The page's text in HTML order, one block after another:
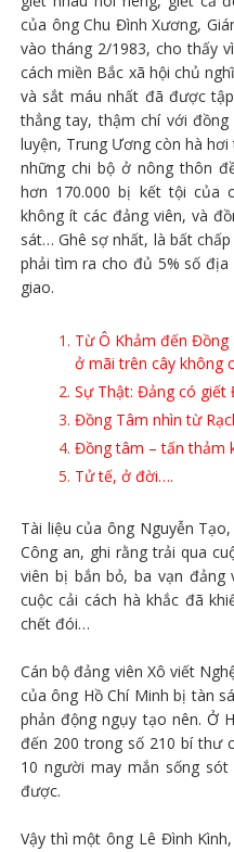
của ông Chu Đình Xương,
vào tháng 2/1983, cho thấy
cách miền Bắc xã hội chủ
và sắt máu nhất đã được
thẳng tay, thậm chí với
luyện, Trung Ương còn hà
những chi bộ ở nông thôn
hơn 170.000 bị kết tội của
không ít các đảng viên, và
sát… Ghê sợ nhất, là bất
phải tìm ra cho đủ 5% số
giao.
Từ Ô Khảm đến
ở mãi trên cây không
Sự Thật: Đảng có giết
Đồng Tâm nhìn từ
Đồng tâm – tấn thảm
Tử tế, ở đời….
Tài liệu của ông Nguyễn
Công an, ghi rằng trải qua
viên bị bắn bỏ, ba vạn
cuộc cải cách hà khắc đã
chết đói…
Cán bộ đảng viên Xô viết
của ông Hồ Chí Minh bị tàn
phản động ngụy tạo nên. Ở
đến 200 trong số 210 bí thư
10 người may mắn sống
được.
Vậy thì một ông Lê Đình